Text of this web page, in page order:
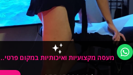
מעסה מקצועיות ואיכותיות במקום פרטי..